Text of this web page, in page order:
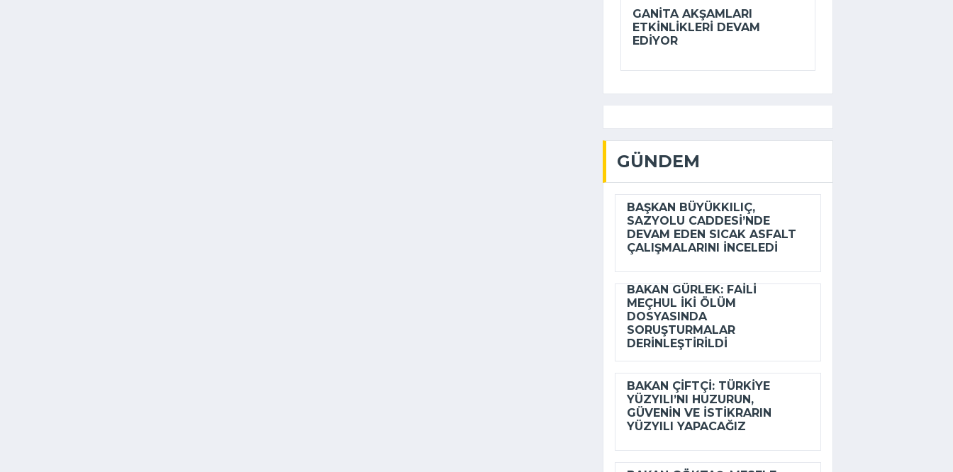
GANITA AKŞAMLARI
ETKINLIKLERI DEVAM
EDIYOR
GÜNDEM
BAŞKAN BÜYÜKKILIÇ,
SAZYOLU CADDESI’NDE
DEVAM EDEN SICAK ASFALT
ÇALIŞMALARINI INCELEDI
BAKAN GÜRLEK: FAILI
MEÇHUL IKI ÖLÜM
DOSYASINDA
SORUŞTURMALAR
DERINLEŞTIRILDI
BAKAN ÇIFTÇI: TÜRKIYE
YÜZYILI’NI HUZURUN,
GÜVENIN VE ISTIKRARIN
YÜZYILI YAPACAĞIZ